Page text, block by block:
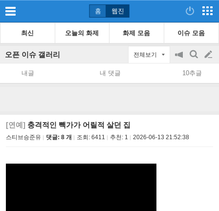
홈 웹진
최신 오늘의 화제 화제 모음 이슈 모음
오픈 이슈 갤러리 전체보기
공
지
on/off
검
색
글
쓰
내글 내 댓글 10추글
[연예] 충격적인 빽가가 어릴적 살던 집
스티브승준유 댓글: 8 개 조회: 6411 추천: 1 2026-06-13 21:52:38